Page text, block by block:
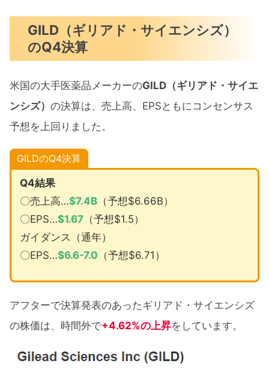
GILD（ギリアド・サイエンシズ）
のQ4決算
米国の大手医薬品メーカーのGILD（ギリアド・サイエ
ンシズ） の決算は、売上高、EPSともにコンセンサス
予想を上回りました。
GILDのQ4決算
Q4結果
〇売上高…$7.4B（予想$6.66B）
〇EPS…$1.67（予想$1.5）
ガイダンス（通年）
〇EPS…$6.6-7.0 （予想$6.71）
アフターで決算発表のあったギリアド・サイエンシズ
の株価は、時間外で+4.62%の上昇をしています。